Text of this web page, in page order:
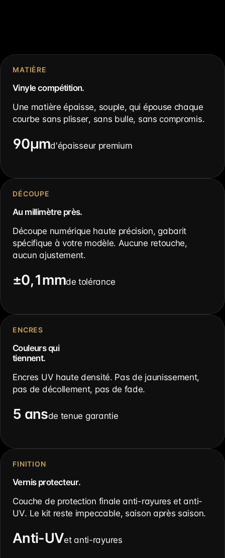
MATIÈRE
Vinyle compétition.
Une matière épaisse, souple, qui épouse chaque
courbe sans plisser, sans bulle, sans compromis.
90µmd'épaisseur premium
DÉCOUPE
Au millimètre près.
Découpe numérique haute précision, gabarit
spécifique à votre modèle. Aucune retouche,
aucun ajustement.
±0,1mmde tolérance
ENCRES
Couleurs qui
tiennent.
Encres UV haute densité. Pas de jaunissement,
pas de décollement, pas de fade.
5 ansde tenue garantie
FINITION
Vernis protecteur.
Couche de protection finale anti-rayures et anti-
UV. Le kit reste impeccable, saison après saison.
Anti-UVet anti-rayures